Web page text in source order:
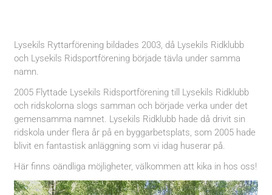
Lysekils Ryttarförening bildades 2003, då Lysekils Ridklubb
och Lysekils Ridsportförening började tävla under samma
namn.
2005 Flyttade Lysekils Ridsportförening till Lysekils Ridklubb
och ridskolorna slogs samman och började verka under det
gemensamma namnet. Lysekils Ridklubb hade då drivit sin
ridskola under flera år på en byggarbetsplats, som 2005 hade
blivit en fantastisk anläggning som vi idag huserar på.
Här finns oändliga möjligheter, välkommen att kika in hos oss!